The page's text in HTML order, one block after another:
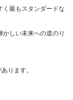
く最もスタンダードな
しい未来への道のり
ります。